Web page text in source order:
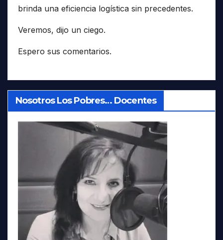
brinda una eficiencia logística sin precedentes.
Veremos, dijo un ciego.
Espero sus comentarios.
Nosotros Los Pobres… Docentes